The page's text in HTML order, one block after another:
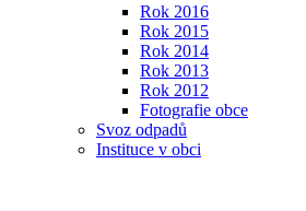
Rok 2016
Rok 2015
Rok 2014
Rok 2013
Rok 2012
Fotografie obce
Svoz odpadů
Instituce v obci